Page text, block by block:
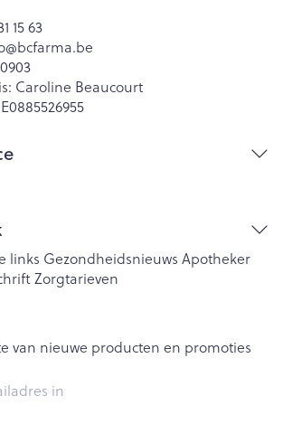
15 63
bcfarma.be
Caroline Beaucourt
links Gezondheidsnieuws Apotheker
Zorgtarieven
van nieuwe producten en promoties